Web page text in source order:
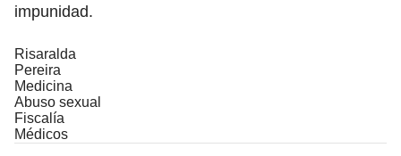
impunidad.
Risaralda
Pereira
Medicina
Abuso sexual
Fiscalía
Médicos